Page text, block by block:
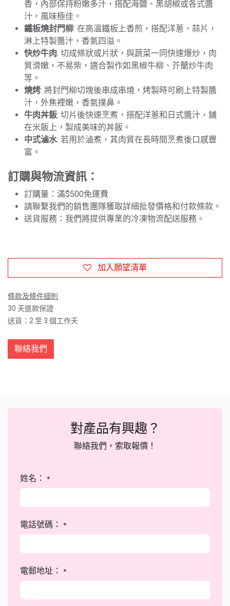
香，內部保持粉嫩多汁，搭配海鹽、黑胡椒或各式醬
汁，風味極佳。
鐵板燒封門柳: 在高溫鐵板上香煎，搭配洋蔥、蒜片，
淋上特製醬汁，香氣四溢。
快炒牛肉: 切成條狀或片狀，與蔬菜一同快速爆炒，肉
質滑嫩，不易柴，適合製作如黑椒牛柳、芥蘭炒牛肉
等。
燒烤: 將封門柳切塊後串成串燒，烤製時可刷上特製醬
汁，外焦裡嫩，香氣撲鼻。
牛肉丼飯: 切片後快速烹煮，搭配洋蔥和日式醬汁，鋪
在米飯上，製成美味的丼飯。
中式滷水: 若用於滷煮，其肉質在長時間烹煮後口感豐
富。
訂購與物流資訊：
訂購量：滿$500免運費
請聯繫我們的銷售團隊獲取詳細批發價格和付款條款。
送貨服務：我們將提供專業的冷凍物流配送服務。
加入願望清單
條款及條件細則
30 天退款保證
送貨：2 至 3 個工作天
聯絡我們
對產品有興趣？
聯絡我們，索取報價！
姓名： *
電話號碼： *
電郵地址： *